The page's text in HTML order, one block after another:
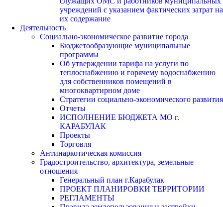
учреждений с указанием фактических затрат на
их содержание
Деятельность
Социально-экономическое развитие города
Бюджетообразующие муниципальные
программы
Об утверждении тарифа на услуги по
теплоснабжению и горячему водоснабжению
для собственников помещений в
многоквартирном доме
Стратегии социально-экономического развития
Отчеты
ИСПОЛНЕНИЕ БЮДЖЕТА МО г.
КАРАБУЛАК
Проекты
Торговля
Антинаркотическая комиссия
Градостроительство, архитектура, земельные
отношения
Генеральный план г.Карабулак
ПРОЕКТ ПЛАНИРОВКИ ТЕРРИТОРИИ
РЕГЛАМЕНТЫ